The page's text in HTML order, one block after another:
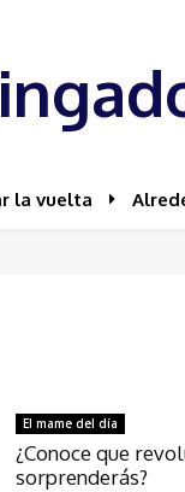
la vuelta
El mame del día
¿Conoce que
sorprenderás?